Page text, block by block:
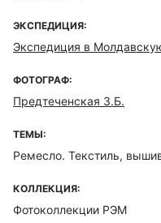
ЭКСПЕДИЦИЯ:
Экспедиция в
ФОТОГРАФ:
Предтеченская З.Б.
ТЕМЫ:
Ремесло. Текстиль,
КОЛЛЕКЦИЯ:
Фотоколлекции РЭМ